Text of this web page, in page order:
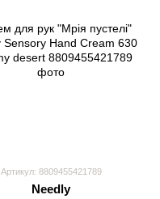
Артикул: 8809455421789
Needly